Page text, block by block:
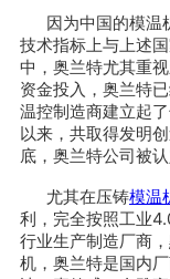
因为中国的模温
技术指标上与上述
中，奥兰特尤其重
资金投入，奥兰特
温控制造商建立起
以来，共取得发明
底，奥兰特公司被
尤其在压铸模温
利，完全按照工业
行业生产制造厂商
机，奥兰特是国内